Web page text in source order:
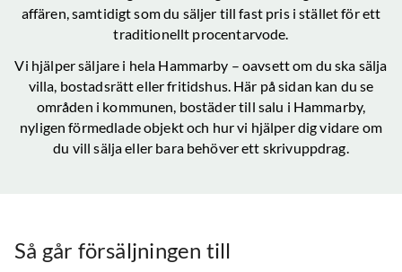
affären, samtidigt som du säljer till fast pris i stället för ett
traditionellt procentarvode.
Vi hjälper säljare i hela Hammarby – oavsett om du ska sälja
villa, bostadsrätt eller fritidshus. Här på sidan kan du se
områden i kommunen, bostäder till salu i Hammarby,
nyligen förmedlade objekt och hur vi hjälper dig vidare om
du vill sälja eller bara behöver ett skrivuppdrag.
Så går försäljningen till